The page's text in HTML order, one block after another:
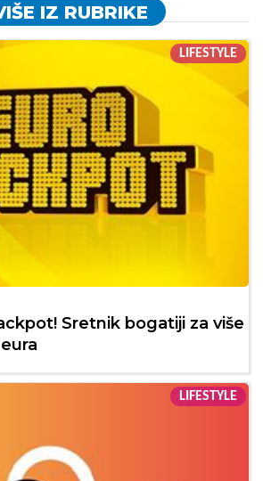
IZ RUBRIKE
LIFESTYLE
Sretnik bogatiji za više
LIFESTYLE